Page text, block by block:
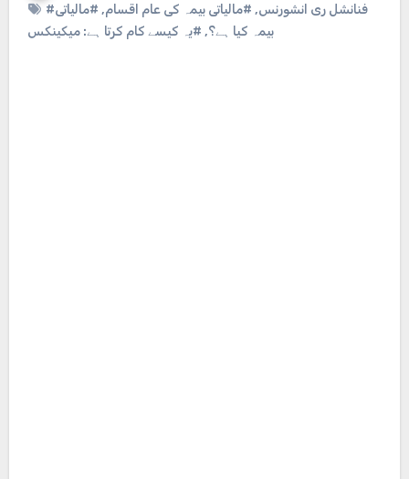
#فنانشل ری انشورنس, #مالیاتی بیمہ کی عام اقسام, #مالیاتی
بیمہ کیا ہے؟, #یہ کیسے کام کرتا ہے: میکینکس